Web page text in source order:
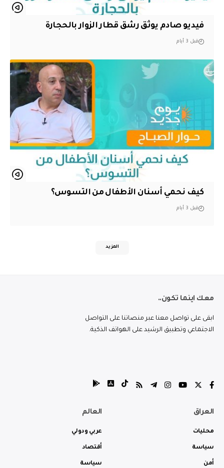
فيديو صادم يوثق رشق قطار الزوار بالحجارة
قبل 3 أيام
كيف نحمي أسنان الأطفال من التسوس؟
قبل 3 أيام
المزيد
معك اينما تكون..
ابقى على تواصل معنا عبر منصاتنا على التواصل
الاجتماعي وتطبيق الرشيد على الهواتف الذكية.
العراق
محليات
سياسة
أمن
العالم
عربي ودولي
أقتصاد
سياسة